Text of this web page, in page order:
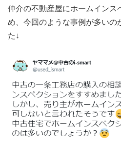
仲介の不動産屋にホームインス
め、今回のような事例が多いの
た↓